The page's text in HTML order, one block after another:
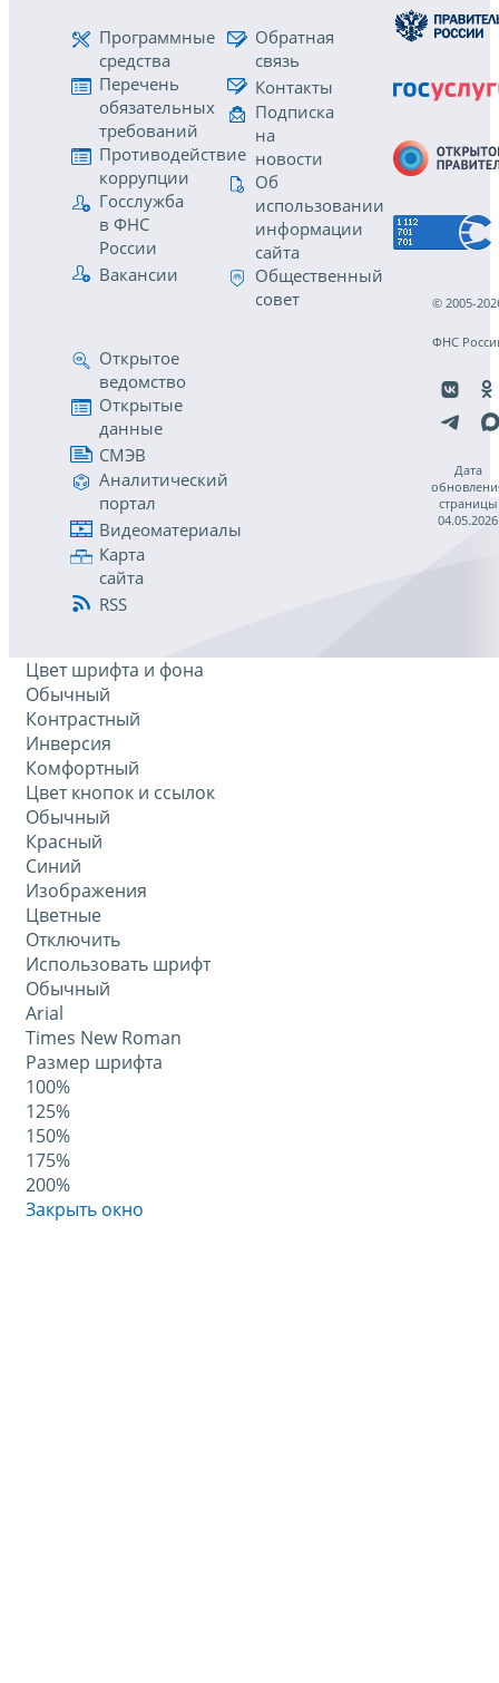
Программные
средства
Перечень
обязательных
требований
Противодействие
коррупции
Госслужба
в ФНС
России
Вакансии
Обратная
связь
Контакты
Подписка
на
новости
Об
использовании
информации
сайта
Общественный
совет
Открытое
ведомство
Открытые
данные
СМЭВ
Аналитический
портал
Видеоматериалы
Карта
сайта
RSS
© 2005-
ФНС
Дата
страницы
04.05.2026
Цвет шрифта и фона
Обычный
Контрастный
Инверсия
Комфортный
Цвет кнопок и ссылок
Обычный
Красный
Синий
Изображения
Цветные
Отключить
Использовать шрифт
Обычный
Arial
Times New Roman
Размер шрифта
100%
125%
150%
175%
200%
Закрыть окно